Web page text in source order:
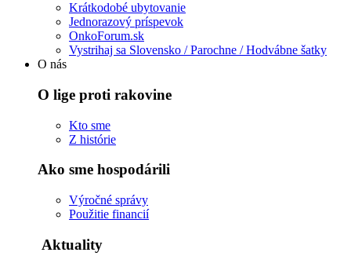
Krátkodobé ubytovanie
Jednorazový príspevok
OnkoForum.sk
Vystrihaj sa Slovensko / Parochne / Hodvábne šatky
O nás
O lige proti rakovine
Kto sme
Z histórie
Ako sme hospodárili
Výročné správy
Použitie financií
Aktuality